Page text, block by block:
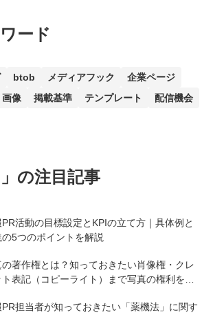
ード
btob メディアフック
企業ページ
画像 掲載基準 テンプレート
配信機会
」の注目記事
活動の目標設定とKPIの立て方｜具体例と
5つのポイントを解説
の著作権とは？知っておきたい肖像権・クレ
ト表記（コピーライト）まで写真の権利を解
PR担当者が知っておきたい「薬機法」に関す